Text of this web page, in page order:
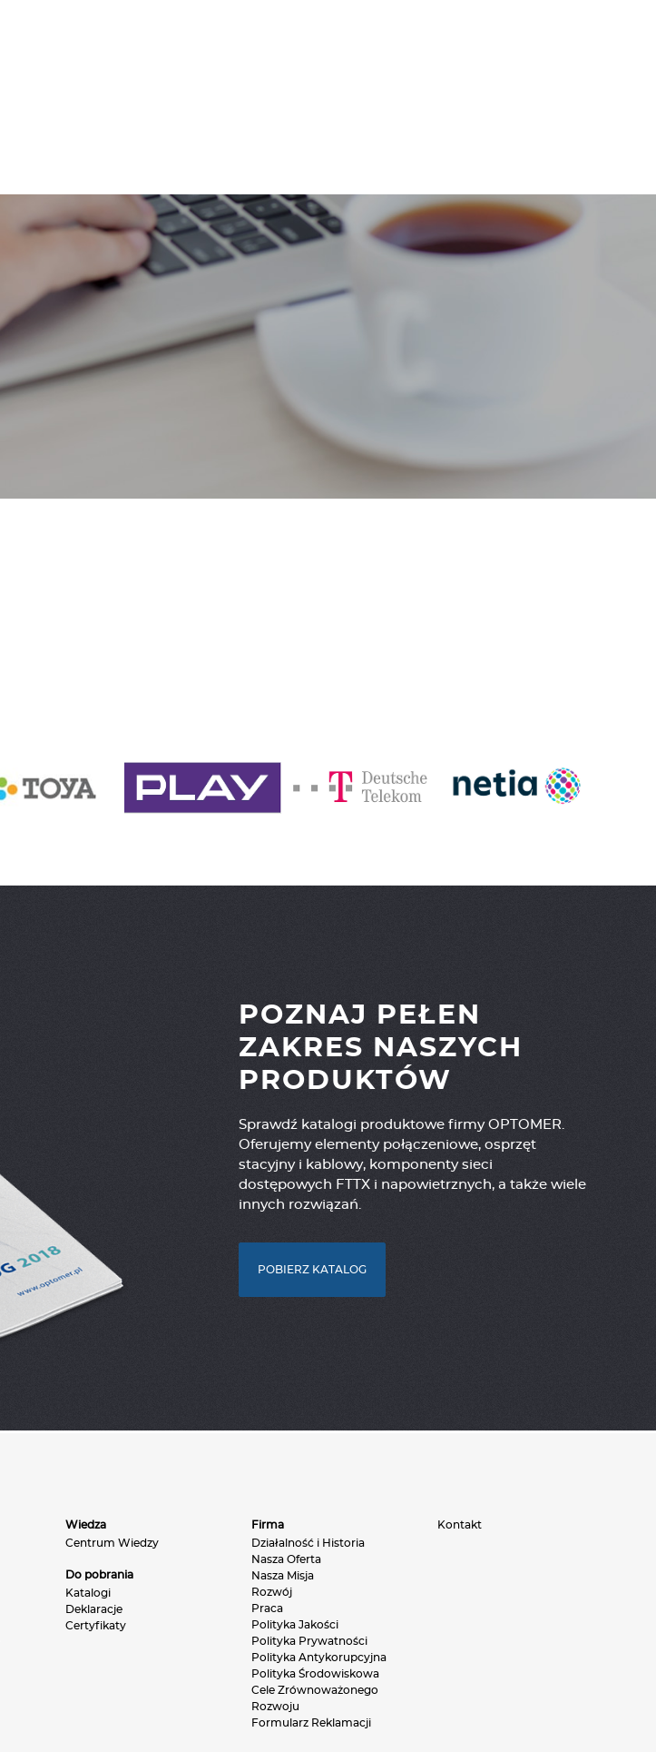
POZNAJ PEŁEN
ZAKRES NASZYCH
PRODUKTÓW
Sprawdź katalogi produktowe firmy OPTOMER.
Oferujemy elementy połączeniowe, osprzęt
stacyjny i kablowy, komponenty sieci
dostępowych FTTX i napowietrznych, a także wiele
innych rozwiązań.
POBIERZ KATALOG
Wiedza
Centrum Wiedzy
Do pobrania
Katalogi
Deklaracje
Certyfikaty
Firma
Działalność i Historia
Nasza Oferta
Nasza Misja
Rozwój
Praca
Polityka Jakości
Polityka Prywatności
Polityka Antykorupcyjna
Polityka Środowiskowa
Cele Zrównoważonego
Rozwoju
Formularz Reklamacji
Kontakt